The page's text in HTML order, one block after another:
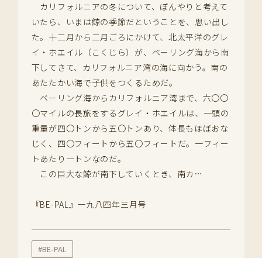
カリフォルニアの冬について、ぼんやりと考えて
いたら、いまは鯨の季節だということを、思い出し
た。十二月から二月ごろにかけて、北太平洋のグレ
イ・ホエイル（こくじら）が、ベーリング海から南
下してきて、カリフォルニア湾の海に向かう。南の
あたたかい海で子供をつくるためだ。
ベーリング海からカリフォルニア湾まで、六〇〇
〇マイルの長旅をするグレイ・ホエイルは、一頭の
重量が四〇トンから五〇トンあり、体長もほぼおな
じく、四〇フィートから五〇フィートだ。一フィー
トあたり一トンなのだ。
この巨大な鯨が南下していくとき、南カ…
『BE-PAL』一九八四年三月号
#BE-PAL